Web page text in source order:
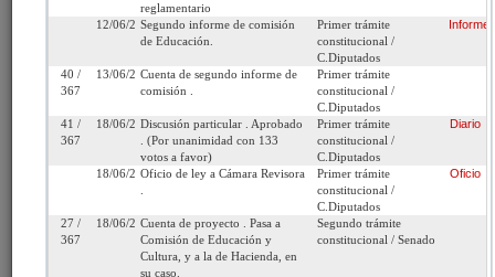
Oficial del 27/12/2021)
http://www.senado.cl/appsenado/templates/tramitacion/
Seleccione la información que desea
Informes Oficios
reglamentario
12/06/2019Segundo informe de comisión
de Educación.
Primer trámite
constitucional /
C.Diputados
Informe
40 /
367
13/06/2019Cuenta de segundo informe de
comisión .
Primer trámite
constitucional /
C.Diputados
41 /
367
18/06/2019Discusión particular . Aprobado
. (Por unanimidad con 133
votos a favor)
Primer trámite
constitucional /
C.Diputados
Diario
18/06/2019Oficio de ley a Cámara Revisora
Primer trámite
constitucional /
C.Diputados
Oficio
27 /
367
18/06/2019Cuenta de proyecto . Pasa a
Comisión de Educación y
Cultura, y a la de Hacienda, en
su caso.
Segundo trámite
constitucional / Senado